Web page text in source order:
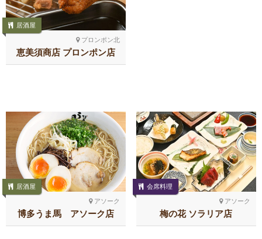
プロンポン北
居酒屋
恵美須商店 プロンポン店
アソーク
居酒屋
博多うま馬 アソーク店
アソーク
会席料理
梅の花 ソラリア店